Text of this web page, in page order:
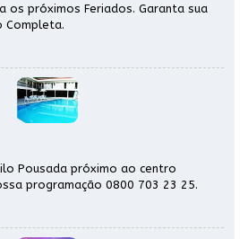
os próximos Feriados. Garanta sua
Completa.
Pousada próximo ao centro
programação 0800 703 23 25.